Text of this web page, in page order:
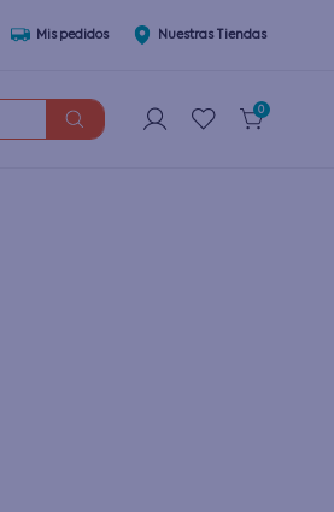
Mis pedidos Nuestras Tiendas
0